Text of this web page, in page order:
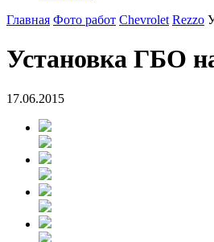
Главная Фото работ Chevrolet Rezzo
Установка ГБО
17.06.2015